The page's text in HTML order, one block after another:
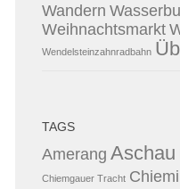
Wandern
Weihnachtsmarkt
Wendelsteinzahnradbahn
TAGS
Amerang Aschau
Chiemgauer Tracht